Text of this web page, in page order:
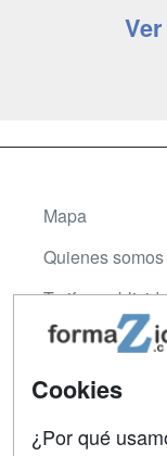
Mapa
Quienes somos
Tarifas
Acceso
Acceso Centros
Cookies
¿Por qué